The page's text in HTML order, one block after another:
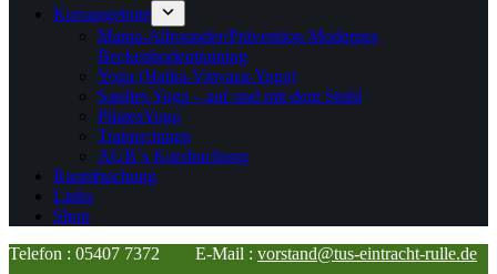
Kursangebote
Mama-Allrounder/Prävention Modernes
Beckenbodentraining
Yoga (Hatha-Vinyasa-Yoga)
Sanftes Yoga – auf und mit dem Stuhl
PilatesYoga
Trainer:innen
AGB`s Kursbuchung
Raumbuchung
Links
Shop
Telefon : 05407 7372 E-Mail : vorstand@tus-eintracht-rulle.de